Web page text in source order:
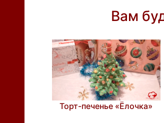
Вам
Торт-печенье «Ёлочка»